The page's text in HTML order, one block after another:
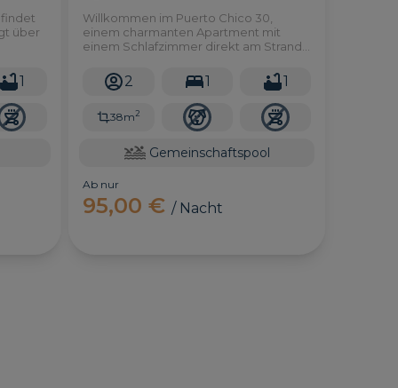
über
1
Willkommen im Puerto Chico 30,
einem charmanten Apartment mit
einem Schlafzimmer direkt am Strand
atemberaubender Aussicht auf das
Meer bietet dieser gemütliche
Rückzugsort den perfekten
Zufluchtsort für Paare, die Entspannung
2 1 1
38m2
Gemeinschaftspool
Ab nur
95,00 €/ Nacht